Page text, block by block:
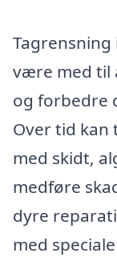
Tagrensning
være med til
og forbedre
Over tid
med skidt,
medføre
dyre
med